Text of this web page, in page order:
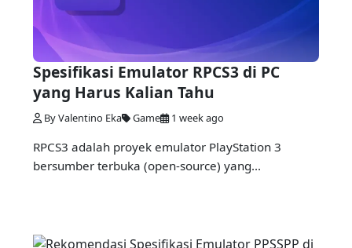
Spesifikasi Emulator RPCS3 di PC
yang Harus Kalian Tahu
By Valentino Eka Game 1 week ago
RPCS3 adalah proyek emulator PlayStation 3
bersumber terbuka (open-source) yang...